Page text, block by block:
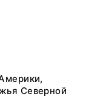
Северной